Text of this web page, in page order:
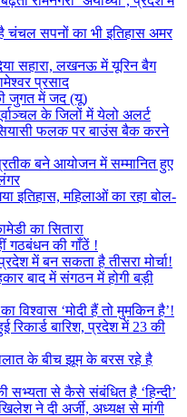
चंचल सपनों का भी इतिहास अमर
सहारा, लखनऊ में यूरिन बैग
प्रसाद
जुगत में जद (यू)
के जिलों में येलो अलर्ट
फलक पर बाउंस बैक करने
बने आयोजन में सम्मानित हुए
इतिहास, महिलाओं का रहा बोल-
का सितारा
गठबंधन की गाँठें !
में बन सकता है तीसरा मोर्चा!
बाद में संगठन में होगी बड़ी
विश्वास ‘मोदी हैं तो मुमकिन है’!
बारिश, प्रदेश में 23 की
के बीच झूम के बरस रहे है
सभ्यता से कैसे संबंधित है ‘हिन्दी’
ने दी अर्जी, अध्यक्ष से मांगी